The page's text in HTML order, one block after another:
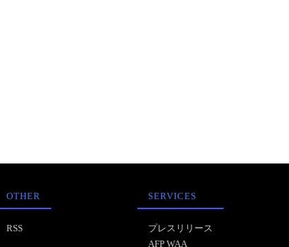
OTHER
RSS
SERVICES
プレスリリース
AFP WAA